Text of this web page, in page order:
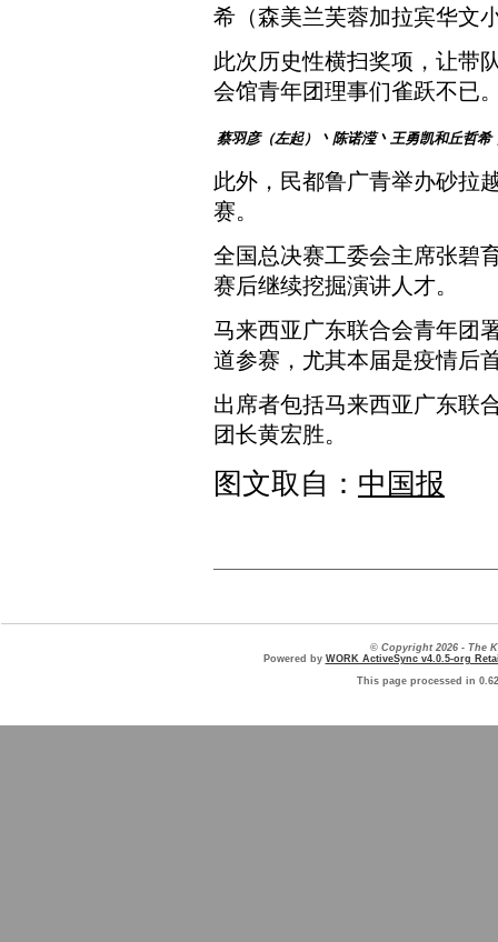
希（森美兰芙蓉加拉宾华文
此次历史性横扫奖项，让带
会馆青年团理事们雀跃不已
蔡羽彦（左起）丶陈诺滢丶王勇凯和丘哲
此外，民都鲁广青举办砂拉
赛。
全国总决赛工委会主席张碧
赛后继续挖掘演讲人才。
马来西亚广东联合会青年团
道参赛，尤其本届是疫情后
出席者包括马来西亚广东联
团长黄宏胜。
图文取自： 中国报
© Copyright 2026 - The
Powered by WORK ActiveSync v4.0.5-org
This page processed in